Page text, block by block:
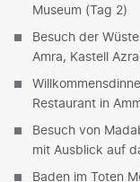
Museum (Tag 2)
Besuch der
Amra, Kastell
Restaurant in
Besuch von
mit Ausblick auf
Baden im Toten